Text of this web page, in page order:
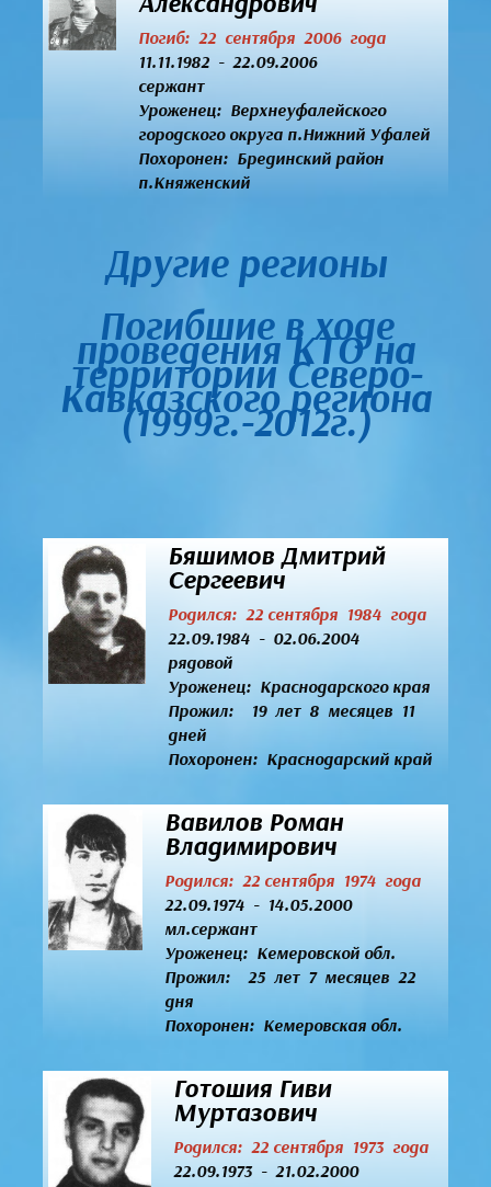
Погиб: 22 сентября 2006 года
11.11.1982 - 22.09.2006
сержант
Уроженец:Верхнеуфалейского
городского округа п.Нижний Уфалей
Похоронен: Брединский район
п.Княженский
Другие регионы
Погибшие в ходе
проведения КТО на
территории Северо-
Кавказского региона
(1999г.-2012г.)
Бяшимов Дмитрий
Сергеевич
Родился: 22 сентября 1984 года
22.09.1984 - 02.06.2004
рядовой
Уроженец:Краснодарского края
Прожил: 19 лет 8 месяцев 11
дней
Похоронен: Краснодарский край
Вавилов Роман
Владимирович
Родился: 22 сентября 1974 года
22.09.1974 - 14.05.2000
мл.сержант
Уроженец:Кемеровской обл.
Прожил: 25 лет 7 месяцев 22
дня
Похоронен: Кемеровская обл.
Готошия Гиви
Муртазович
Родился: 22 сентября 1973 года
22.09.1973 - 21.02.2000